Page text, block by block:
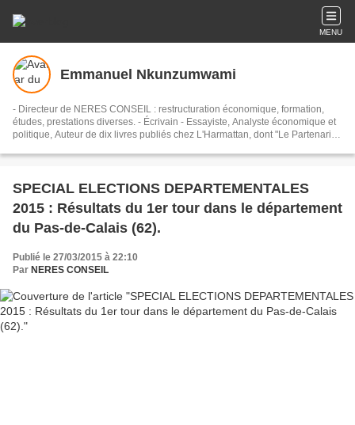
MENU
Emmanuel Nkunzumwami
- Directeur de NERES CONSEIL : restructuration économique, formation,
études, prestations diverses. - Écrivain - Essayiste, Analyste économique et
politique, Auteur de dix livres publiés chez L'Harmattan, dont "Le Partenariat
son avenir" (2016) et "La Relance de l'Afrique" (2017), référencés dans les
la Gouvernance des États et la Conduite des chantiers de la Refondation
Avenir (FANA-F2A), Organisation ayant vocation de soutenir et accompagner
les jeunes entrepreneurs en Afrique.
SPECIAL ELECTIONS DEPARTEMENTALES
2015 : Résultats du 1er tour dans le département
du Pas-de-Calais (62).
Publié le 27/03/2015 à 22:10
Par NERES CONSEIL